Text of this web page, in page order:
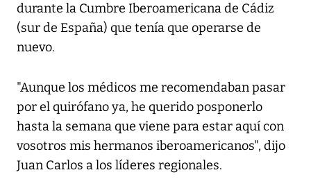
durante la Cumbre Iberoamericana de Cádiz
(sur de España) que tenía que operarse de
nuevo.
"Aunque los médicos me recomendaban pasar
por el quirófano ya, he querido posponerlo
hasta la semana que viene para estar aquí con
vosotros mis hermanos iberoamericanos", dijo
Juan Carlos a los líderes regionales.